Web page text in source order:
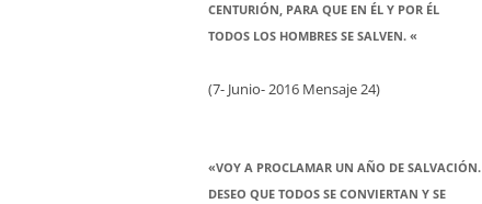
CENTURIÓN, PARA QUE EN ÉL Y POR ÉL
TODOS LOS HOMBRES SE SALVEN. «
(7- Junio- 2016 Mensaje 24)
«VOY A PROCLAMAR UN AÑO DE SALVACIÓN.
DESEO QUE TODOS SE CONVIERTAN Y SE